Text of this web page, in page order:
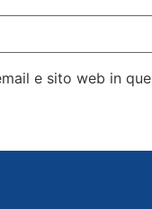
e sito web in